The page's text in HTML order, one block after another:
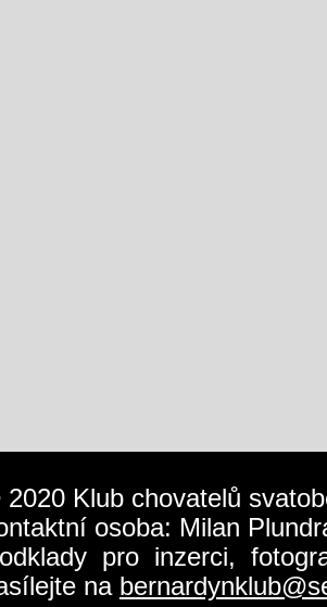
Klub chovatelů
osoba: Milan
pro inzerci,
na